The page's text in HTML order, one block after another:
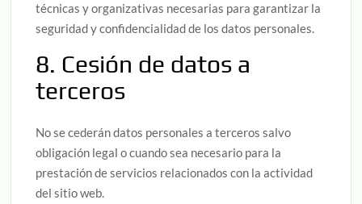
técnicas y organizativas necesarias para garantizar la
seguridad y confidencialidad de los datos personales.
8. Cesión de datos a
terceros
No se cederán datos personales a terceros salvo
obligación legal o cuando sea necesario para la
prestación de servicios relacionados con la actividad
del sitio web.